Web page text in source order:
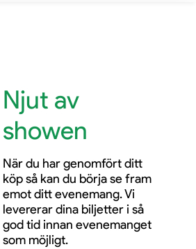
Njut av
showen
När du har genomfört ditt
köp så kan du börja se fram
emot ditt evenemang. Vi
levererar dina biljetter i så
god tid innan evenemanget
som möjligt.